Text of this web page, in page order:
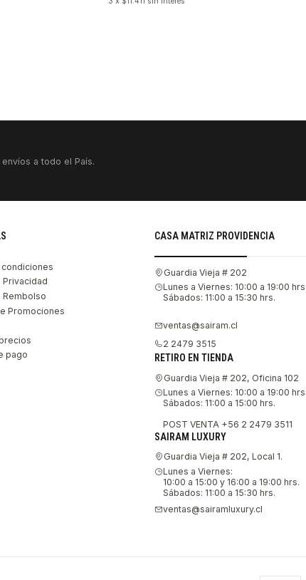
a todo el País.
Privacidad
Rembolso
Promociones
pago
CASA MATRIZ PROVIDENCIA
Guardia Vieja # 202
Lunes a Viernes: 10:00 a 19:00
Sábados: 11:00 a 15:30 hrs.
ventas@sairam.cl
2 2479 3515
RETIRO EN TIENDA
Guardia Vieja # 202, Oficina 102
Lunes a Viernes: 10:00 a 19:00
Sábados: 11:00 a 15:00 hrs.
POST VENTA +56 2 2479 3511
SAIRAM LUXURY
Guardia Vieja # 202, Local 1.
Lunes a Viernes:
10:00 a 15:00 y 16:00 a 19:00 hrs.
Sábados: 11:00 a 15:30 hrs.
ventas@sairamluxury.cl